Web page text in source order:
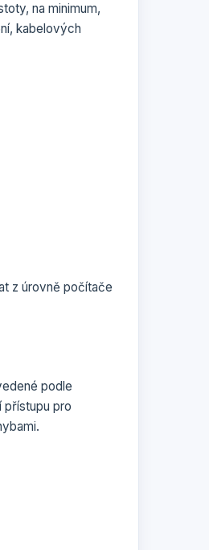
na minimum,
kabelových
z úrovně počítače
podle
přístupu pro